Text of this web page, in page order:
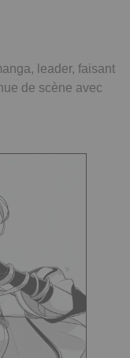
leader, faisant
de scène avec